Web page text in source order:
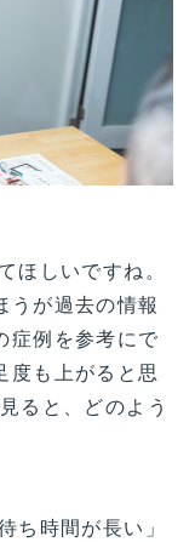
ほしいですね。
うが過去の情報
症例を参考にで
度も上がると思
ると、どのよう
ち時間が長い」